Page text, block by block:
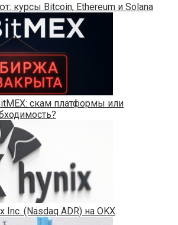
курсы Bitcoin, Ethereum и Solana
скам платформы или
Inc. (Nasdaq ADR) на OKX